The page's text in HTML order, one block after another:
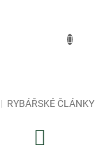
RYBÁŘSKÉ ČLÁNKY